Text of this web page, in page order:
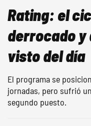
Rating: el
derrocado y
visto del día
El programa se
jornadas, pero sufrió
segundo puesto.